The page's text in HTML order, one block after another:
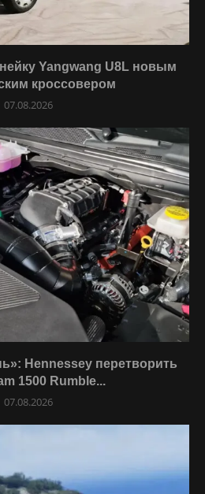
Yangwang U8L новым
кроссовером
07.08.2026
Hennessey перетворить
1500 Rumble...
07.08.2026